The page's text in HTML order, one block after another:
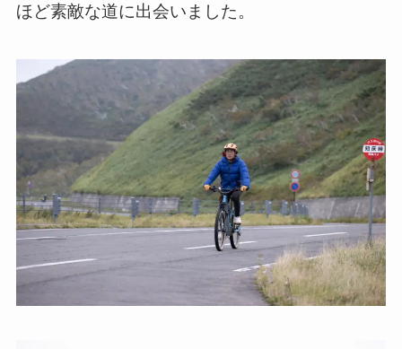
ほど素敵な道に出会いました。